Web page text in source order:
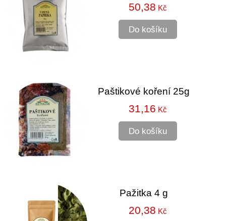
50,38 Kč
Do košíku
Paštikové koření 25g
31,16 Kč
Do košíku
Pažitka 4 g
20,38 Kč